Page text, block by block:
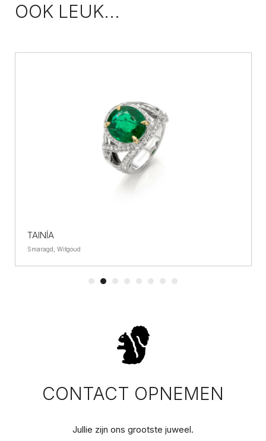
OOK LEUK...
TAINÍA
Smaragd, Witgoud
CONTACT OPNEMEN
Jullie zijn ons grootste juweel.